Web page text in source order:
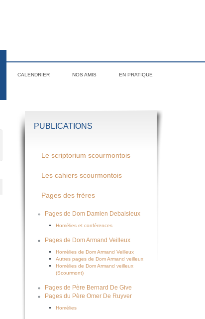
CALENDRIER NOS AMIS EN PRATIQUE
PUBLICATIONS
Le scriptorium scourmontois
Les cahiers scourmontois
Pages des frères
Pages de Dom Damien Debaisieux
Homélies et conférences
Pages de Dom Armand Veilleux
Homélies de Dom Armand Veilleux
Autres pages de Dom Armand veilleux
Homélies de Dom Armand veilleux
(Scourmont)
Pages de Père Bernard De Give
Pages du Père Omer De Ruyver
Homélies